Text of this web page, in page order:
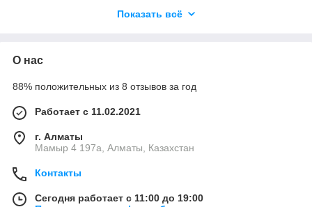
обеспечивает стабильную работу устройства после ремонта.
Если вам нужен надежный ремонт смартфонов в Алматы —
---
🔧 Услуги по ремонту телефонов в Алматы
Мы выполняем все виды ремонта телефонов:
замена экрана (дисплея)
Показать всё
О нас
88% положительных из 8 отзывов за год
Работает с 11.02.2021
г. Алматы
Мамыр 4 197а, Алматы, Казахстан
Контакты
Сегодня работает с 11:00 до 19:00